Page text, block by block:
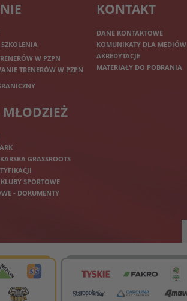
W PZPN
TRENERÓW W PZPN
MŁODZIEŻ
GRASSROOTS
SPORTOWE
- DOKUMENTY
KONTAKT
DANE KONTAKTOWE
KOMUNIKATY DLA MEDIÓW
AKREDYTACJE
MATERIAŁY DO POBRANIA